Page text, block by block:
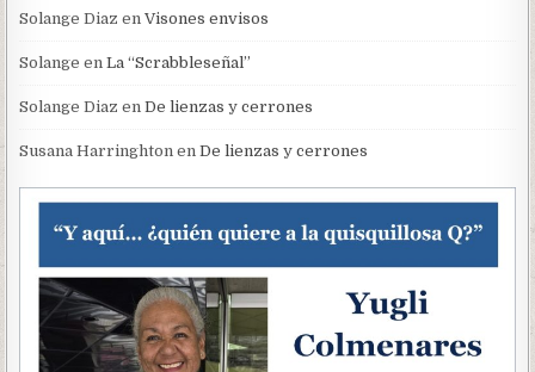
Solange Diaz enVisones envisos
Solange enLa “Scrabbleseñal”
Solange Diaz enDe lienzas y cerrones
Susana Harringhton enDe lienzas y cerrones